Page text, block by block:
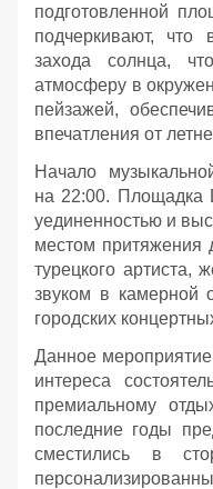
подготовленной
подчеркивают, что
захода солнца,
атмосферу в
пейзажей,
впечатления от
Начало
на 22:00. Площадка
уединенностью и
местом притяжения
турецкого артиста,
звуком в камерной
городских
Данное
интереса
премиальному
последние годы
сместились в